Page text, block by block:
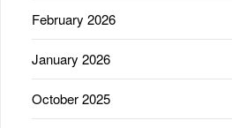
February 2026
January 2026
October 2025